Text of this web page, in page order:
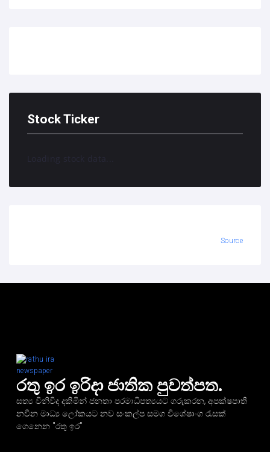
Stock Ticker
Loading stock data...
Source
රතු ඉර ඉරිදා ජාතික පුවත්පත.
සත්‍ය විනිවිද දකිමින් ජනතා පරමාධිපත්‍යයට ගරුකරන, අපක්ෂපාතී
නවීන මාධ්‍ය ලෝකයට නව සංකල්ප සමග විශේෂාංග රැසක්
ගෙනෙන "රතු ඉර"